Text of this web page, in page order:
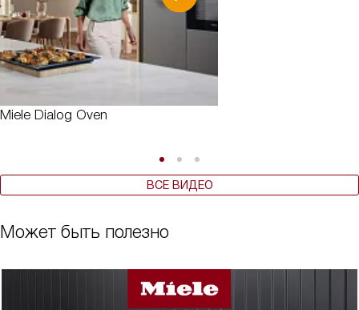
Miele Dialog Oven
ВСЕ ВИДЕО
Может быть полезно